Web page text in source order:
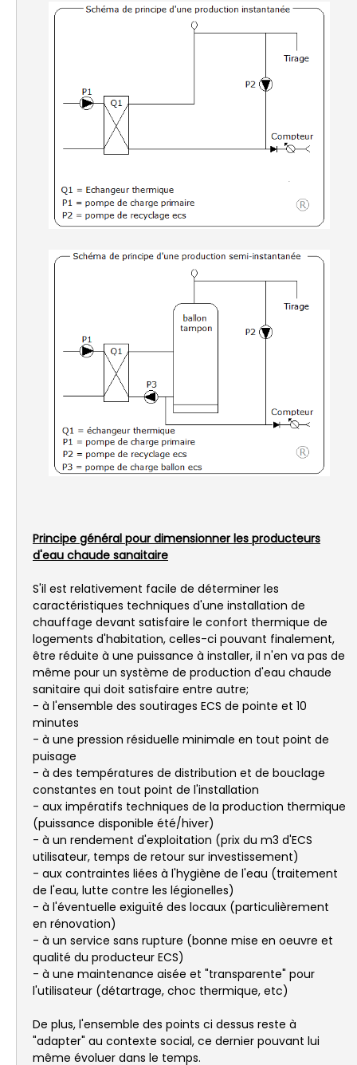
Principe général pour dimensionner les producteurs
d'eau chaude sanaitaire
S'il est relativement facile de déterminer les
caractéristiques techniques d'une installation de
chauffage devant satisfaire le confort thermique de
logements d'habitation, celles-ci pouvant finalement,
être réduite à une puissance à installer, il n'en va pas de
même pour un système de production d'eau chaude
sanitaire qui doit satisfaire entre autre;
- à l'ensemble des soutirages ECS de pointe et 10
minutes
- à une pression résiduelle minimale en tout point de
puisage
- à des températures de distribution et de bouclage
constantes en tout point de l'installation
- aux impératifs techniques de la production thermique
(puissance disponible été/hiver)
- à un rendement d'exploitation (prix du m3 d'ECS
utilisateur, temps de retour sur investissement)
- aux contraintes liées à l'hygiène de l'eau (traitement
de l'eau, lutte contre les légionelles)
- à l'éventuelle exiguïté des locaux (particulièrement
en rénovation)
- à un service sans rupture (bonne mise en oeuvre et
qualité du producteur ECS)
- à une maintenance aisée et "transparente" pour
l'utilisateur (détartrage, choc thermique, etc)
De plus, l'ensemble des points ci dessus reste à
"adapter" au contexte social, ce dernier pouvant lui
même évoluer dans le temps.